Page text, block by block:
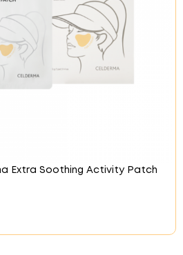
Extra Soothing Activity Patch